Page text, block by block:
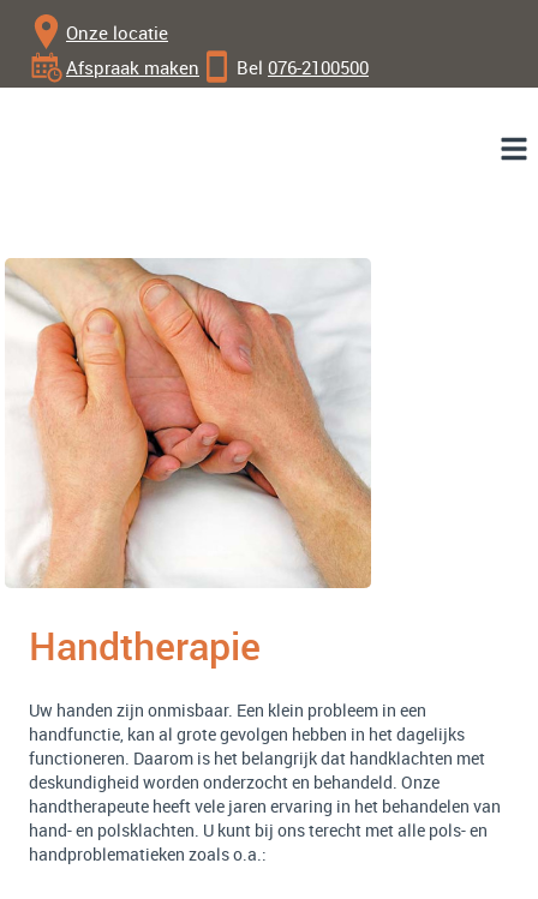
Onze locatie
Afspraak maken
Bel 076-2100500
Handtherapie
Uw handen zijn onmisbaar. Een klein probleem in een
handfunctie, kan al grote gevolgen hebben in het dagelijks
functioneren. Daarom is het belangrijk dat handklachten met
deskundigheid worden onderzocht en behandeld. Onze
handtherapeute heeft vele jaren ervaring in het behandelen van
hand- en polsklachten. U kunt bij ons terecht met alle pols- en
handproblematieken zoals o.a.: